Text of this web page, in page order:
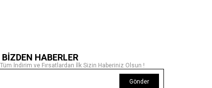
BİZDEN HABERLER
İndirim ve Fırsatlardan İlk Sizin Haberiniz Olsun !
Gönder